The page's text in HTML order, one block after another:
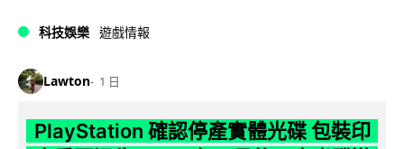
科技娛樂 遊戲情報
Lawton 1 日
PlayStation 確認停產實體光碟 包裝印